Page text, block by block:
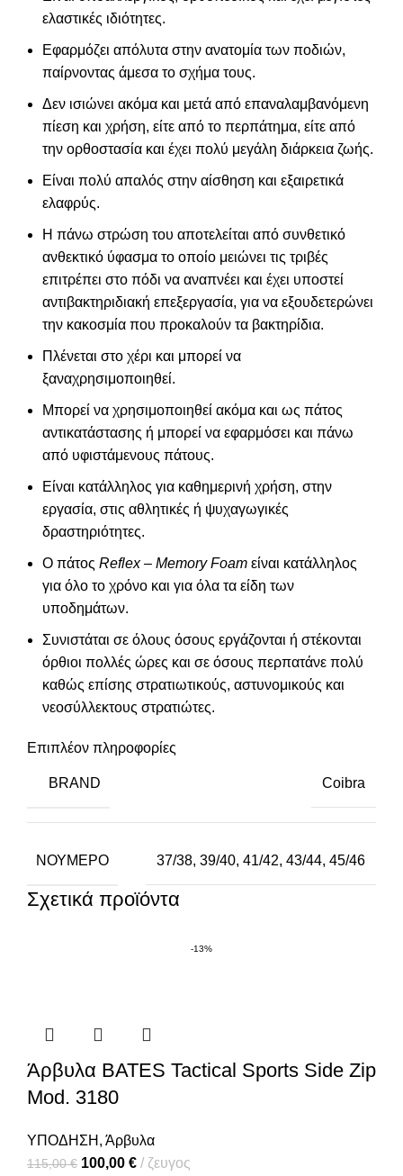
ελαστικές ιδιότητες.
Εφαρμόζει απόλυτα στην ανατομία των ποδιών,
παίρνοντας άμεσα το σχήμα τους.
Δεν ισιώνει ακόμα και μετά από επαναλαμβανόμενη
πίεση και χρήση, είτε από το περπάτημα, είτε από
την ορθοστασία και έχει πολύ μεγάλη διάρκεια ζωής.
Είναι πολύ απαλός στην αίσθηση και εξαιρετικά
ελαφρύς.
Η πάνω στρώση του αποτελείται από συνθετικό
ανθεκτικό ύφασμα το οποίο μειώνει τις τριβές
επιτρέπει στο πόδι να αναπνέει και έχει υποστεί
αντιβακτηριδιακή επεξεργασία, για να εξουδετερώνει
την κακοσμία που προκαλούν τα βακτηρίδια.
Πλένεται στο χέρι και μπορεί να
ξαναχρησιμοποιηθεί.
Μπορεί να χρησιμοποιηθεί ακόμα και ως πάτος
αντικατάστασης ή μπορεί να εφαρμόσει και πάνω
από υφιστάμενους πάτους.
Είναι κατάλληλος για καθημερινή χρήση, στην
εργασία, στις αθλητικές ή ψυχαγωγικές
δραστηριότητες.
Ο πάτος Reflex – Memory Foam είναι κατάλληλος
για όλο το χρόνο και για όλα τα είδη των
υποδημάτων.
Συνιστάται σε όλους όσους εργάζονται ή στέκονται
όρθιοι πολλές ώρες και σε όσους περπατάνε πολύ
καθώς επίσης στρατιωτικούς, αστυνομικούς και
νεοσύλλεκτους στρατιώτες.
Επιπλέον πληροφορίες
BRAND Coibra
ΝΟΎΜΕΡΟ 37/38, 39/40, 41/42, 43/44, 45/46
Σχετικά προϊόντα
-13%
Άρβυλα BATES Tactical Sports Side Zip
Mod. 3180
ΥΠΟΔΗΣΗ , Άρβυλα
115,00€ 100,00 € ζευγος